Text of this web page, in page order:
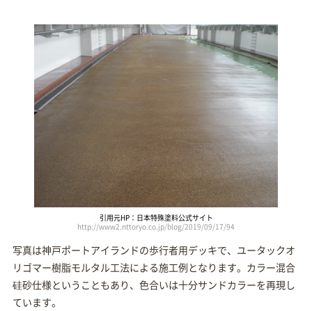
引用元HP：日本特殊塗料公式サイト
http://www2.nttoryo.co.jp/blog/2019/09/17/94
写真は神戸ポートアイランドの歩行者用デッキで、ユータックオ
リゴマー樹脂モルタル工法による施工例となります。カラー混合
硅砂仕様ということもあり、色合いは十分サンドカラーを再現し
ています。